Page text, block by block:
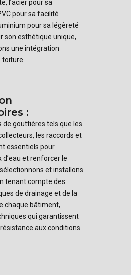
l’acier pour sa
pour sa facilité
pour sa légèreté
son esthétique unique,
une intégration
:
de gouttières tels que les
les raccords et
essentiels pour
et renforcer le
et installons
tenant compte des
de drainage et de la
chaque bâtiment,
qui garantissent
aux conditions